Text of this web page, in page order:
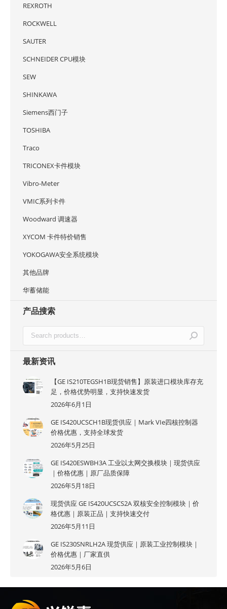
REXROTH
ROCKWELL
SAUTER
SCHNEIDER CPU模块
SEW
SHINKAWA
Siemens西门子
TOSHIBA
Traco
TRICONEX卡件模块
Vibro-Meter
VMIC系列卡件
Woodward 调速器
XYCOM 卡件特价销售
YOKOGAWA安全系统模块
其他品牌
华蓄储能
产品搜索
最新资讯
【GE IS210TEGSH1B现货销售】原装进口模块库存充
足，价格优势明显，支持快速发货
2026年6月1日
GE IS420UCSCH1B现货供应｜Mark VIe四核控制器
价格优惠，支持全球发货
2026年5月25日
GE IS420ESWBH3A 工业以太网交换模块｜现货供应
｜价格优惠｜原厂品质保障
2026年5月18日
现货供应 GE IS420UCSCS2A 双核安全控制模块｜价
格优惠｜原装正品｜支持快速交付
2026年5月11日
GE IS230SNRLH2A 现货供应｜原装工业控制模块｜
价格优惠｜厂家直供
2026年5月6日